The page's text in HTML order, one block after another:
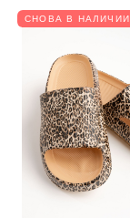
СНОВА В НАЛИЧИИ